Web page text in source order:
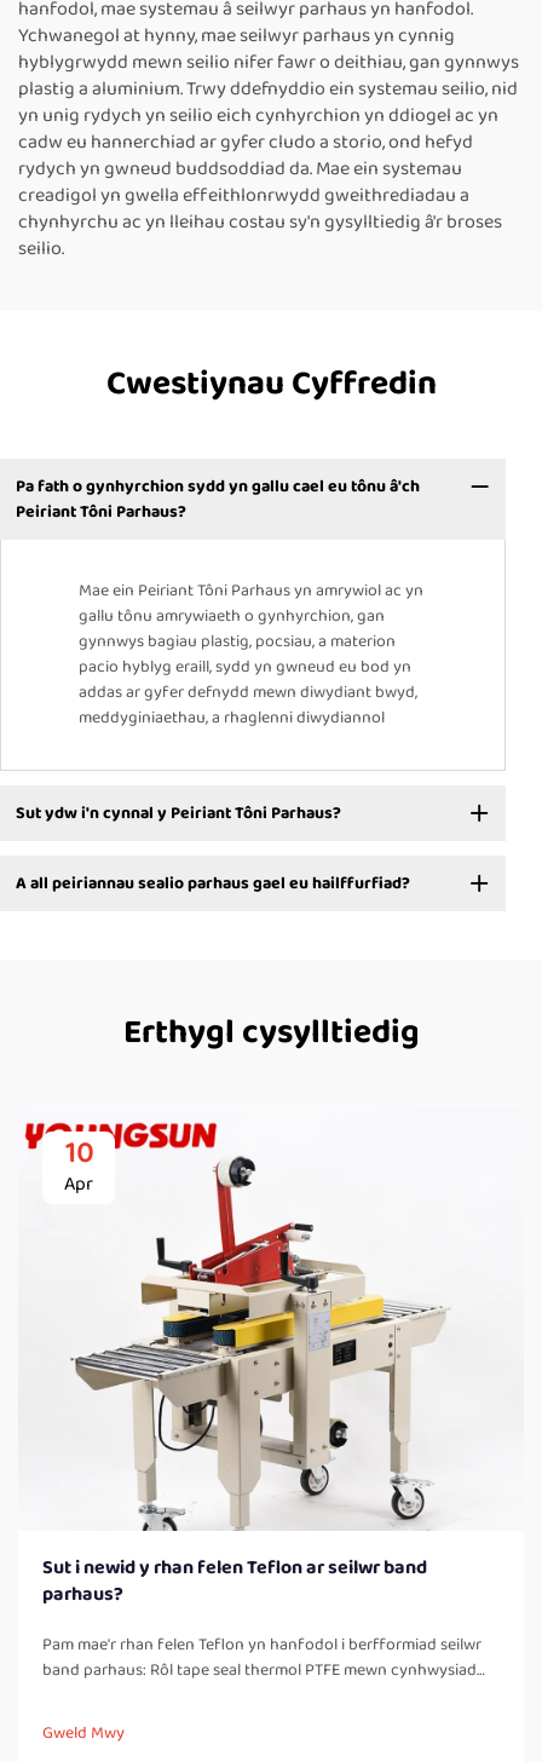
hanfodol, mae systemau â seilwyr parhaus yn hanfodol.
Ychwanegol at hynny, mae seilwyr parhaus yn cynnig
hyblygrwydd mewn seilio nifer fawr o deithiau, gan gynnwys
plastig a aluminium. Trwy ddefnyddio ein systemau seilio, nid
yn unig rydych yn seilio eich cynhyrchion yn ddiogel ac yn
cadw eu hannerchiad ar gyfer cludo a storio, ond hefyd
rydych yn gwneud buddsoddiad da. Mae ein systemau
creadigol yn gwella effeithlonrwydd gweithrediadau a
chynhyrchu ac yn lleihau costau sy'n gysylltiedig â'r broses
seilio.
Cwestiynau Cyffredin
Pa fath o gynhyrchion sydd yn gallu cael eu tônu â'ch
Peiriant Tôni Parhaus?
Mae ein Peiriant Tôni Parhaus yn amrywiol ac yn
gallu tônu amrywiaeth o gynhyrchion, gan
gynnwys bagiau plastig, pocsiau, a materion
pacio hyblyg eraill, sydd yn gwneud eu bod yn
addas ar gyfer defnydd mewn diwydiant bwyd,
meddyginiaethau, a rhaglenni diwydiannol
Sut ydw i'n cynnal y Peiriant Tôni Parhaus?
A all peiriannau sealio parhaus gael eu hailffurfiad?
Erthygl cysylltiedig
10
Apr
Sut i newid y rhan felen Teflon ar seilwr band
parhaus?
Pam mae'r rhan felen Teflon yn hanfodol i berfformiad seilwr
band parhaus: Rôl tape seal thermol PTFE mewn cynhwysiad
rhannau felen PTFE yn esentiallyd yr hyn sydd yn gwneud
seilwyr band parhaus yn gweithio'n iawn, yn...
Gweld Mwy